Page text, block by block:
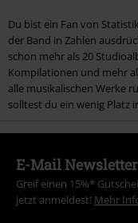
Du bist ein Fan von
der Band in Zahlen
schon mehr als 20
Kompilationen und mehr
alle musikalischen Werke
solltest du ein wenig Platz
E-Mail Newsletter
Greif einen 15%*
jetzt anmeldest! Mehr